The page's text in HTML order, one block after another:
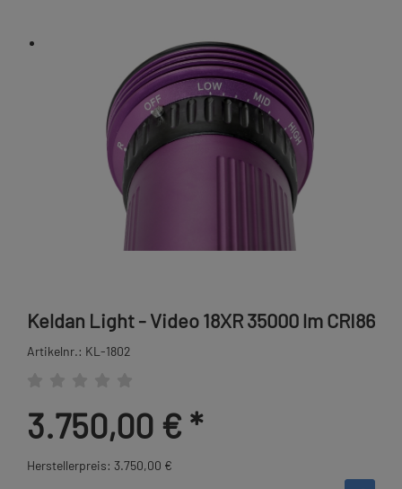
Keldan Light - Video 18XR 35000 lm CRI86
Artikelnr.: KL-1802
3.750,00 € *
Herstellerpreis: 3.750,00 €